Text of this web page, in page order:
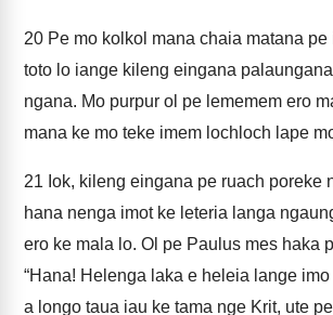
20 Pe mo kolkol mana chaia matana pe
toto lo iange kileng eingana
ngana. Mo purpur ol pe lememem ero
mana ke mo teke imem lochloch lape
21 Iok, kileng eingana pe ruach poreke
hana nenga imot ke leteria langa
ero ke mala lo. Ol pe Paulus mes haka
“Hana! Helenga laka e heleia lange
a longo taua iau ke tama nge Krit, ute